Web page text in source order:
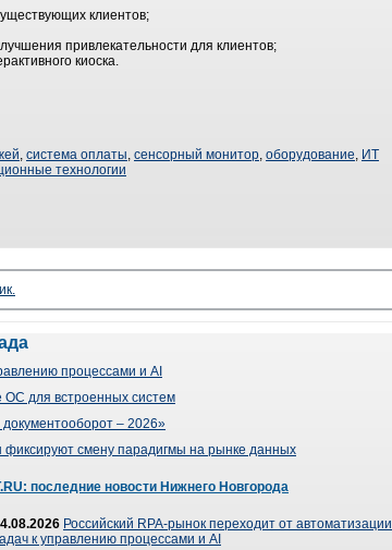
клиентов;
привлекательности для клиентов;
киоска.
, система оплаты, сенсорный монитор, оборудование, ИТ
технологии
процессами и AI
ОС для встроенных систем
– 2026»
фиксируют смену парадигмы на рынке данных
последние новости Нижнего Новгорода
Российский RPA-рынок переходит от автоматизации
к управлению процессами и AI